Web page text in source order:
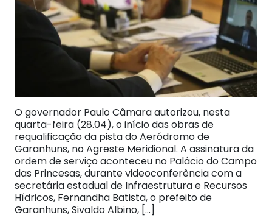
O governador Paulo Câmara autorizou, nesta
quarta-feira (28.04), o início das obras de
requalificação da pista do Aeródromo de
Garanhuns, no Agreste Meridional. A assinatura da
ordem de serviço aconteceu no Palácio do Campo
das Princesas, durante videoconferência com a
secretária estadual de Infraestrutura e Recursos
Hídricos, Fernandha Batista, o prefeito de
Garanhuns, Sivaldo Albino, […]